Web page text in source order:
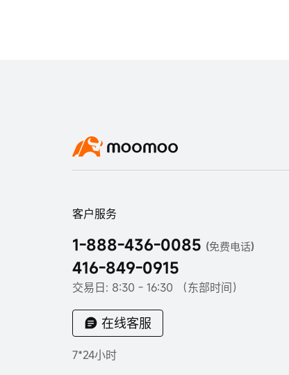
客户服务
1-888-436-0085 (免费电话)
416-849-0915
交易日: 8:30 - 16:30 （东部时间）
在线客服
7*24小时